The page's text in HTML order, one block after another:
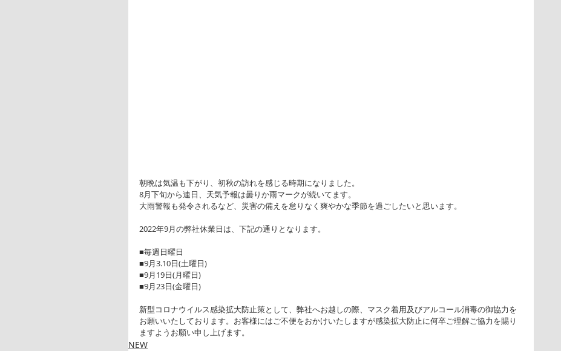
朝晩は気温も下がり、初秋の訪れを感じる時期になりました。
8月下旬から連日、天気予報は曇りか雨マークが続いてます。
大雨警報も発令されるなど、災害の備えを怠りなく爽やかな季節を過ごしたいと思います。
2022年9月の弊社休業日は、下記の通りとなります。
■毎週日曜日
■9月3.10日(土曜日)
■9月19日(月曜日)
■9月23日(金曜日)
新型コロナウイルス感染拡大防止策として、弊社へお越しの際、マスク着用及びアルコール消毒の御協力を
お願いいたしております。お客様にはご不便をおかけいたしますが感染拡大防止に何卒ご理解ご協力を賜り
ますようお願い申し上げます。
NEW